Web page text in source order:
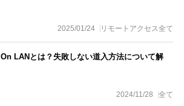
2025/01/24 リモートアクセス全て
LANとは？失敗しない道入方法について解
2024/11/28 全て